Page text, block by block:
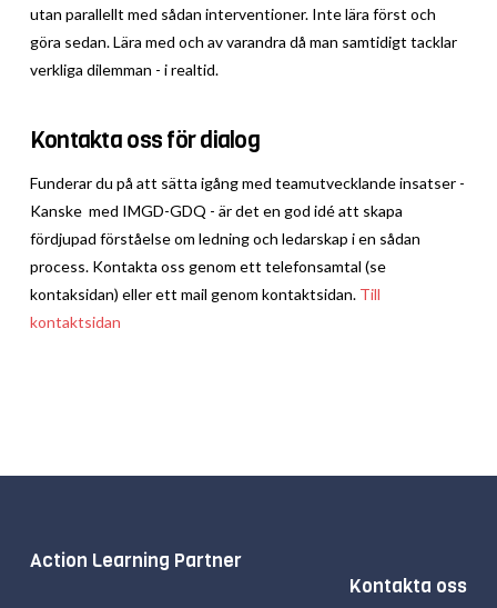
utan parallellt med sådan interventioner. Inte lära först och
göra sedan. Lära med och av varandra då man samtidigt tacklar
verkliga dilemman - i realtid.
Kontakta oss för dialog
Funderar du på att sätta igång med teamutvecklande insatser -
Kanske med IMGD-GDQ - är det en god idé att skapa
fördjupad förståelse om ledning och ledarskap i en sådan
process. Kontakta oss genom ett telefonsamtal (se
kontaksidan) eller ett mail genom kontaktsidan. Till
kontaktsidan
Action Learning Partner
Kontakta oss